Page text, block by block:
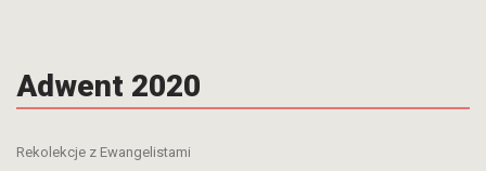
Adwent 2020
Rekolekcje z Ewangelistami